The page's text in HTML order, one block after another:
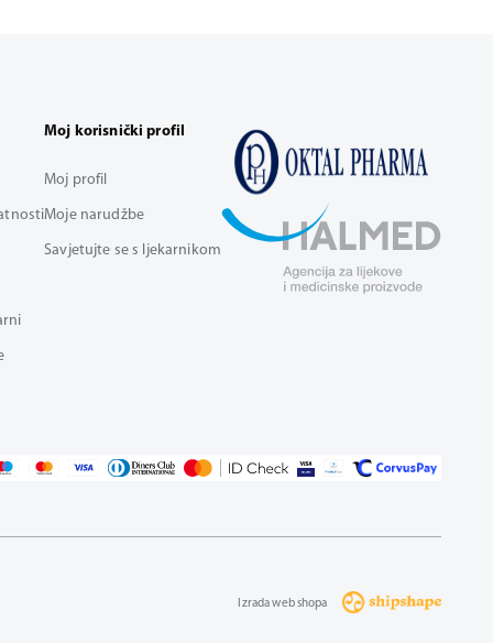
Moj korisnički profil
Moj profil
Moje narudžbe
Savjetujte se s ljekarnikom
Izrada web shopa